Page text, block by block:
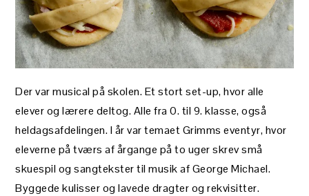
Der var musical på skolen. Et stort set-up, hvor alle
elever og lærere deltog. Alle fra 0. til 9. klasse, også
heldagsafdelingen. I år var temaet Grimms eventyr, hvor
eleverne på tværs af årgange på to uger skrev små
skuespil og sangtekster til musik af George Michael.
Byggede kulisser og lavede dragter og rekvisitter.